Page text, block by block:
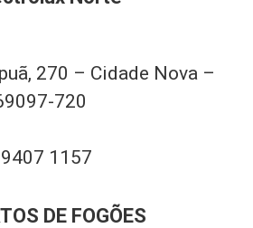
270 – Cidade Nova –
720
1157
DE FOGÕES